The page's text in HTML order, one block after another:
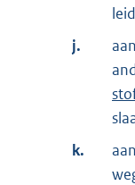
j.
k.